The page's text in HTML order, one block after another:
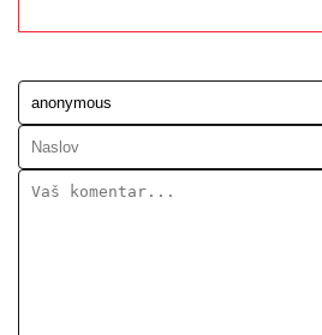
sina, roditelji dali
ZNAČENJEM